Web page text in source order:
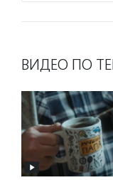
ВИДЕО ПО